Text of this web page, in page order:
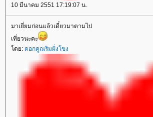
10 มีนาคม 2551 17:19:07 น.
มาเยี่ยมก่อนแล้วเดี๋ยวมาตามไป
เที่ยวนะคะ
ดย: ดอกคูณริมฝั่งโขง